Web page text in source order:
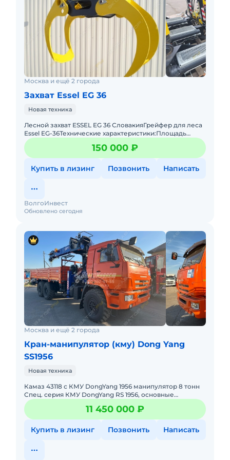
Москва и ещё 2 города
Захват Essel EG 36
Новая техника
Лесной захват ESSEL EG 36 СловакияГрейфер для леса
Essel EG-36Технические характеристики:Площадь
захвата – 0,36 м.кв.Грузоподъемность – 4 тонныСила
150 000 ₽
Купить в лизинг Позвонить Написать
Обновлено сегодня
ВолгоИнвест
Москва и ещё 2 города
Кран-манипулятор (кму) Dong Yang
SS1956
Новая техника
Камаз 43118 с КМУ DongYang 1956 манипулятор 8 тонн
Спец. серия КМУ DongYang RS 1956, основные
отличия:- увеличена грузоподъёмность до 8 000 кг.на
мин. вы
11 450 000 ₽
Купить в лизинг Позвонить Написать